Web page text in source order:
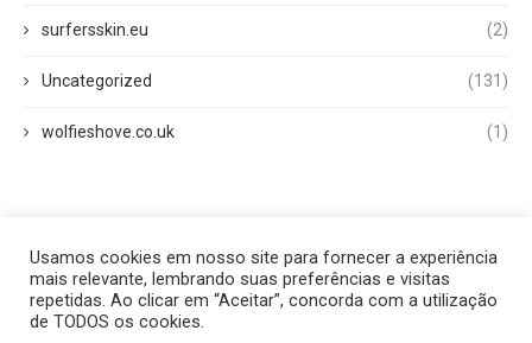
surfersskin.eu (2)
Uncategorized (131)
wolfieshove.co.uk (1)
Início Quem Somos Fale Conosco
Disclaimer
Termos de Uso
Política Privacidade
Usamos cookies em nosso site para fornecer a experiência
mais relevante, lembrando suas preferências e visitas
repetidas. Ao clicar em “Aceitar”, concorda com a utilização
de TODOS os cookies.